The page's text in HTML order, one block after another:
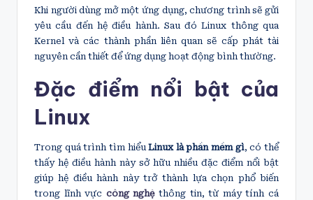
Khi người dùng mở một ứng dụng, chương trình sẽ gửi
yêu cầu đến hệ điều hành. Sau đó Linux thông qua
Kernel và các thành phần liên quan sẽ cấp phát tài
nguyên cần thiết để ứng dụng hoạt động bình thường.
Đặc điểm nổi bật của
Linux
Trong quá trình tìm hiểuLinux là phần mềm gì, có thể
thấy hệ điều hành này sở hữu nhiều đặc điểm nổi bật
giúp hệ điều hành này trở thành lựa chọn phổ biến
trong lĩnh vực công nghệthông tin, từ máy tính cá